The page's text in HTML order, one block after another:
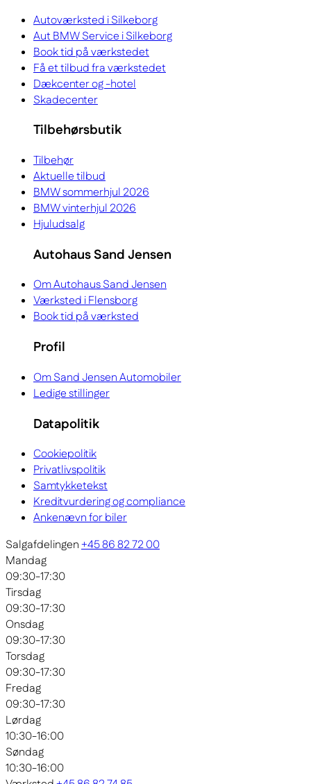
Autoværksted i Silkeborg
Aut BMW Service i Silkeborg
Book tid på værkstedet
Få et tilbud fra værkstedet
Dækcenter og -hotel
Skadecenter
Tilbehørsbutik
Tilbehør
Aktuelle tilbud
BMW sommerhjul 2026
BMW vinterhjul 2026
Hjuludsalg
Autohaus Sand Jensen
Om Autohaus Sand Jensen
Værksted i Flensborg
Book tid på værksted
Profil
Om Sand Jensen Automobiler
Ledige stillinger
Datapolitik
Cookiepolitik
Privatlivspolitik
Samtykketekst
Kreditvurdering og compliance
Ankenævn for biler
Salgafdelingen+45 86 82 72 00
Mandag
09:30-17:30
Tirsdag
09:30-17:30
Onsdag
09:30-17:30
Torsdag
09:30-17:30
Fredag
09:30-17:30
Lørdag
10:30-16:00
Søndag
10:30-16:00